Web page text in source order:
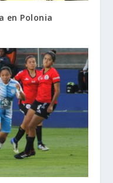
en Polonia